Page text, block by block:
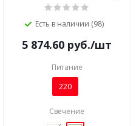
Есть в наличии (98)
5 874.60 руб./шт
Питание
220
Свечение